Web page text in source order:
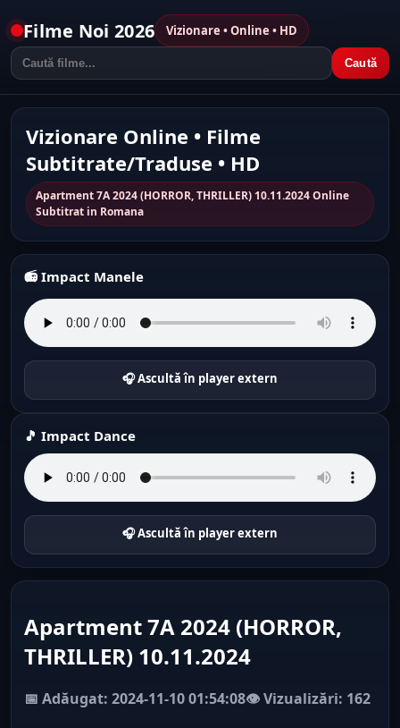
Filme Noi 2026 Vizionare • Online • HD
Caută
Vizionare Online • Filme
Subtitrate/Traduse • HD
Apartment 7A 2024 (HORROR, THRILLER) 10.11.2024 Online
Subtitrat in Romana
📻 Impact Manele
🎧 Ascultă în player extern
🎵 Impact Dance
🎧 Ascultă în player extern
Apartment 7A 2024 (HORROR,
THRILLER) 10.11.2024
📅 Adăugat: 2024-11-10 01:54:08👁️ Vizualizări: 162